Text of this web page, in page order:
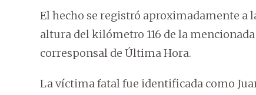
El hecho se registró aproximadamente a
altura del kilómetro 116 de la
corresponsal de Última Hora.
La víctima fatal fue identificada como